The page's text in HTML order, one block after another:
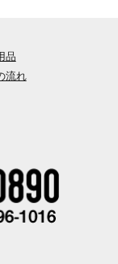
品
流れ